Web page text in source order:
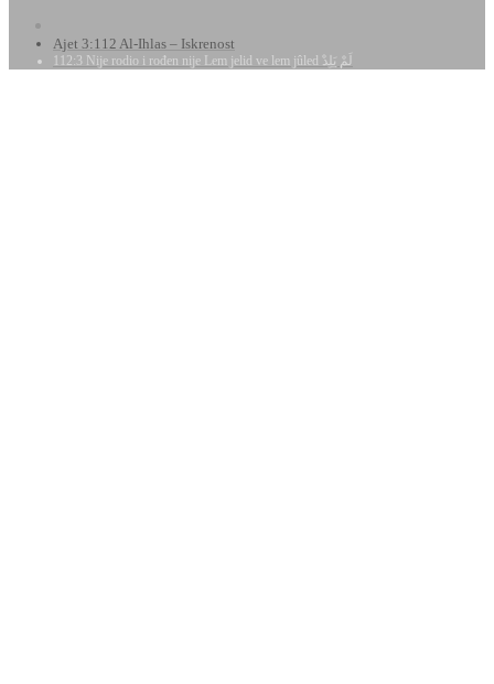
Ajet 3:112 Al-Ihlas – Iskrenost
112:3 Nije rodio i rođen nije Lem jelid ve lem jûled لَمْ يَلِدْ